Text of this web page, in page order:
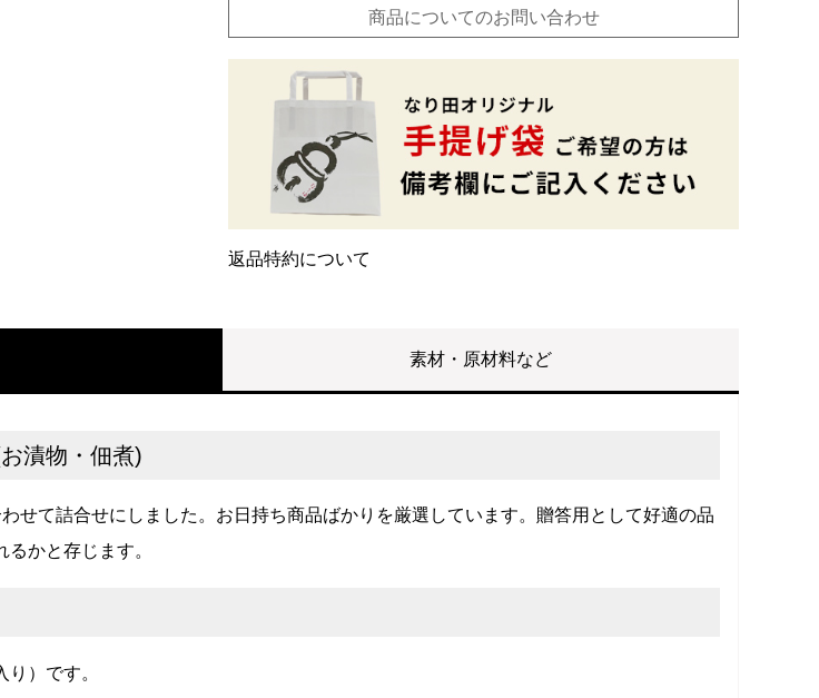
商品についてのお問い合わせ
返品特約について
素材・原材料など
漬物・佃煮)
せて詰合せにしました。お日持ち商品ばかりを厳選しています。贈答用として好適の品
かと存じます。
）です。